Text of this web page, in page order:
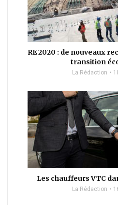
RE 2020 : de nouveaux
transition
La Rédaction
Les chauffeurs VTC
La Rédaction